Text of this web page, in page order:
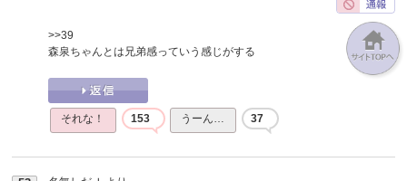
>>39
森泉ちゃんとは兄弟感っていう感じがする
それな！ 153 うーん… 37